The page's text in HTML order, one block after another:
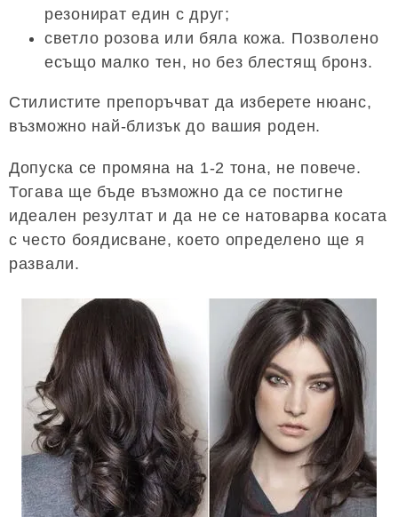
резонират един с друг;
светло розова или бяла кожа. Позволено
есъщо малко тен, но без блестящ бронз.
Стилистите препоръчват да изберете нюанс,
възможно най-близък до вашия роден.
Допуска се промяна на 1-2 тона, не повече.
Тогава ще бъде възможно да се постигне
идеален резултат и да не се натоварва косата
с често боядисване, което определено ще я
развали.